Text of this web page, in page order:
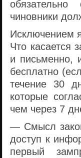
чиновники
Исключением
Что касается
и письменно,
бесплатно
течение 30
которые
чем через 7
— Смысл
доступ к
первый